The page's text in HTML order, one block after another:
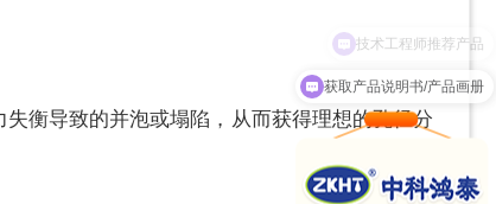
衡导致的并泡或塌陷，从而获得理想的孔径分
获取产品说明书/产品画册